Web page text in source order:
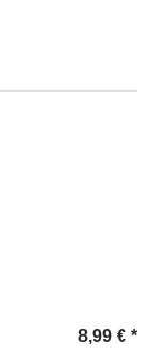
8,99 € *